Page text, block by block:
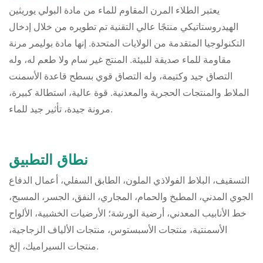
يعتبر الطلاء المرن المقاوم للماء من مادة البولي يوريثين
الهيدروستاتيكي منتجًا عالي التقنية تم تطويره من خلال إدخال
التكنولوجيا المتقدمة من الولايات المتحدة. إنها مادة بوليمر مرنة
مقاومة للماء صديقة للبيئة. المنتج غير سام ولا طعم له، وله
التصاق جيد وكتيمة، وله التصاق قوي بسطح قاعدة الأسمنت
الملاط والمنتجات الحجرية والمعدنية. قوة عالية، استطالة كبيرة،
مرونة جيدة، تأثير جيد للماء.
نطاق التطبيق
التسقيف، البلاط الفولاذي الملون، الطابق السفلي، أعمال الدفاع
الجوي المدني، المطبخ والحمام، المجاري، النفق، الجسر، المسبح،
خط الأنابيب المعدني، أرضية الورشة؛ الأرضيات الخشبية، الألواح
الأسمنتية، منتجات الأسبستوس، منتجات الألياف الزجاجية،
منتجات السيراميك، إلخ.